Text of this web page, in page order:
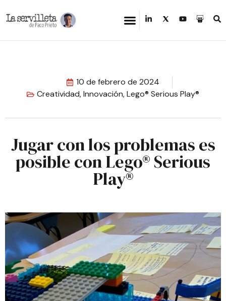
10 de febrero de 2024
Creatividad,Innovación,Lego® Serious Play®
Jugar con los problemas es
posible con Lego® Serious
Play®